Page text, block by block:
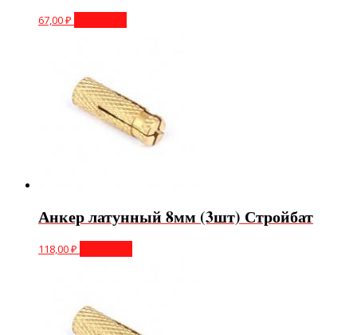
67,00₽
Анкер латунный 8мм (3шт) Стройбат
118,00₽